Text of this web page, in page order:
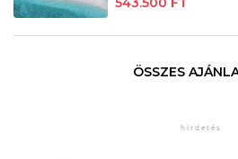
ÖSSZES